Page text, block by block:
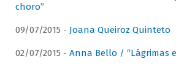
choro”
09/07/2015 - Joana Queiroz Quinteto
02/07/2015 - Anna Bello / “Lágrimas